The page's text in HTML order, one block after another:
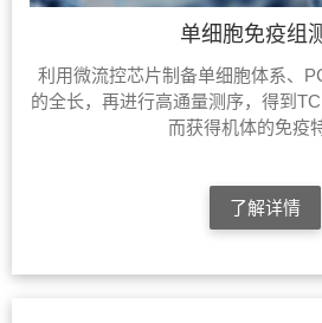
单细胞免疫组
利用微流控芯片制备单细胞体系、
的全长，再进行高通量测序，得到
而获得机体的免疫
了解详情